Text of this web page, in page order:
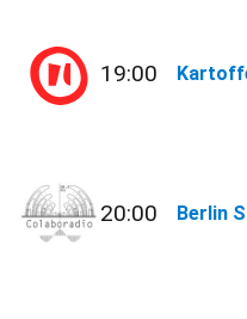
19:00
20:00 Berlin